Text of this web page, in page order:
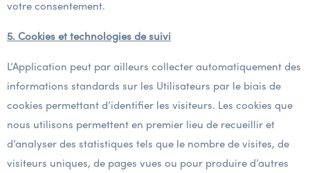
votre consentement.
5. Cookies et technologies de suivi
L’Application peut par ailleurs collecter automatiquement des
informations standards sur les Utilisateurs par le biais de
cookies permettant d’identifier les visiteurs. Les cookies que
nous utilisons permettent en premier lieu de recueillir et
d’analyser des statistiques tels que le nombre de visites, de
visiteurs uniques, de pages vues ou pour produire d’autres